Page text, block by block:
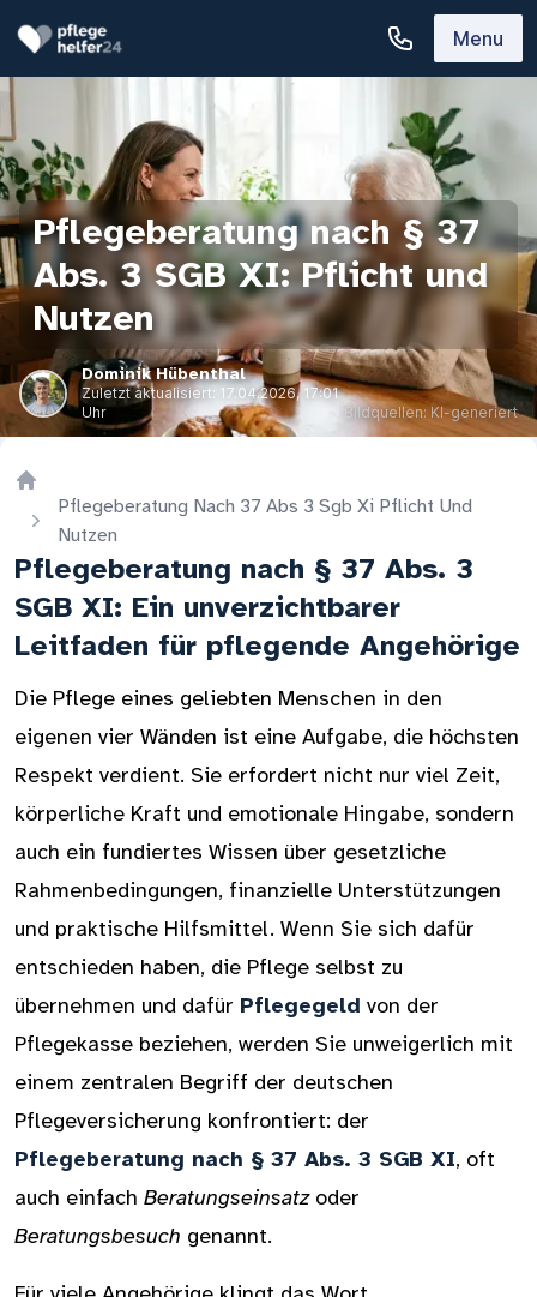
Menu
Pflegeberatung nach § 37
Abs. 3 SGB XI: Pflicht und
Nutzen
Dominik Hübenthal
Zuletzt aktualisiert: 17.04.2026, 17:01
Uhr
Bildquellen: KI-generiert
HomePflegeberatung Nach 37 Abs 3 Sgb Xi Pflicht Und
Nutzen
Pflegeberatung nach § 37 Abs. 3
SGB XI: Ein unverzichtbarer
Leitfaden für pflegende Angehörige
Die Pflege eines geliebten Menschen in den
eigenen vier Wänden ist eine Aufgabe, die höchsten
Respekt verdient. Sie erfordert nicht nur viel Zeit,
körperliche Kraft und emotionale Hingabe, sondern
auch ein fundiertes Wissen über gesetzliche
Rahmenbedingungen, finanzielle Unterstützungen
und praktische Hilfsmittel. Wenn Sie sich dafür
entschieden haben, die Pflege selbst zu
übernehmen und dafür Pflegegeld von der
Pflegekasse beziehen, werden Sie unweigerlich mit
einem zentralen Begriff der deutschen
Pflegeversicherung konfrontiert: der
Pflegeberatung nach § 37 Abs. 3 SGB XI, oft
auch einfach Beratungseinsatzoder
Beratungsbesuch genannt.